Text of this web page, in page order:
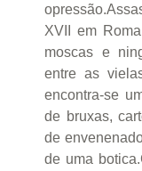
XVII em
moscas e
entre as
encontra-se
de bruxas,
de
de uma